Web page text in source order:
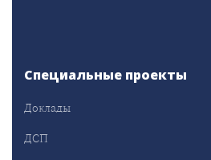
Специальные проекты
Доклады
ДСП